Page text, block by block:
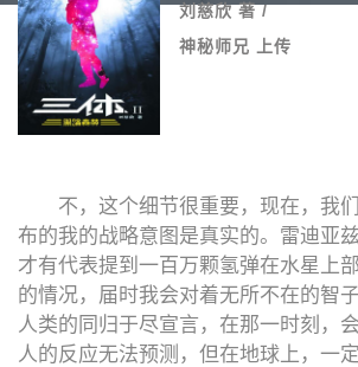
刘慈欣 著 /
神秘师兄 上传
不，这个细节很重要，现在，我
布的我的战略意图是真实的。雷迪亚
才有代表提到一百万颗氢弹在水星上
的情况，届时我会对着无所不在的智
人类的同归于尽宣言，在那一时刻，
人的反应无法预测，但在地球上，一